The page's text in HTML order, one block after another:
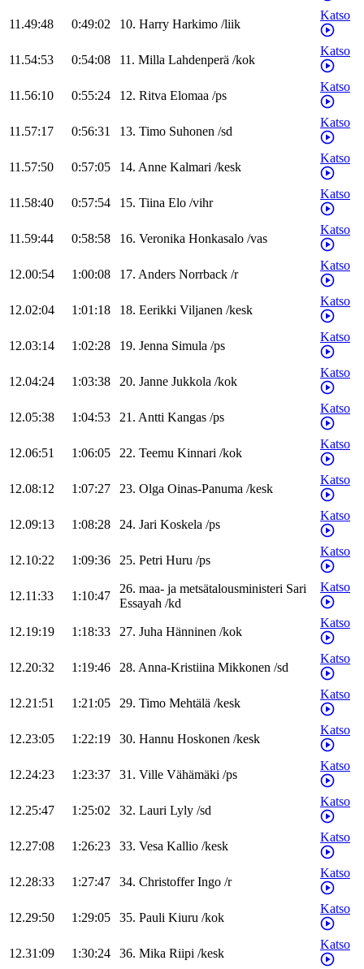
11.49:48 0:49:02 10. Harry Harkimo /liik
Katso
11.54:53 0:54:08 11. Milla Lahdenperä /kok
Katso
11.56:10 0:55:24 12. Ritva Elomaa /ps
Katso
11.57:17 0:56:31 13. Timo Suhonen /sd
Katso
11.57:50 0:57:05 14. Anne Kalmari /kesk
Katso
11.58:40 0:57:54 15. Tiina Elo /vihr
Katso
11.59:44 0:58:58 16. Veronika Honkasalo /vas
Katso
12.00:54 1:00:08 17. Anders Norrback /r
Katso
12.02:04 1:01:18 18. Eerikki Viljanen /kesk
Katso
12.03:14 1:02:28 19. Jenna Simula /ps
Katso
12.04:24 1:03:38 20. Janne Jukkola /kok
Katso
12.05:38 1:04:53 21. Antti Kangas /ps
Katso
12.06:51 1:06:05 22. Teemu Kinnari /kok
Katso
12.08:12 1:07:27 23. Olga Oinas-Panuma /kesk
Katso
12.09:13 1:08:28 24. Jari Koskela /ps
Katso
12.10:22 1:09:36 25. Petri Huru /ps
Katso
12.11:33 1:10:47
26. maa- ja metsätalousministeri Sari
Essayah /kd
Katso
12.19:19 1:18:33 27. Juha Hänninen /kok
Katso
12.20:32 1:19:46 28. Anna-Kristiina Mikkonen /sd
Katso
12.21:51 1:21:05 29. Timo Mehtälä /kesk
Katso
12.23:05 1:22:19 30. Hannu Hoskonen /kesk
Katso
12.24:23 1:23:37 31. Ville Vähämäki /ps
Katso
12.25:47 1:25:02 32. Lauri Lyly /sd
Katso
12.27:08 1:26:23 33. Vesa Kallio /kesk
Katso
12.28:33 1:27:47 34. Christoffer Ingo /r
Katso
12.29:50 1:29:05 35. Pauli Kiuru /kok
Katso
12.31:09 1:30:24 36. Mika Riipi /kesk
Katso